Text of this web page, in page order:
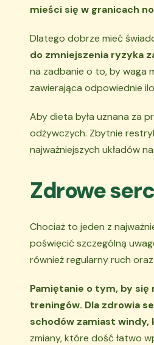
mieści się w granicach
Dlatego dobrze mieć
do zmniejszenia ryzyka
na zadbanie o to, by waga
zawierająca odpowiednie
Aby dieta była uznana za
odżywczych. Zbytnie
najważniejszych układów
Zdrowe
Chociaż to jeden z
poświęcić szczególną
również regularny ruch
Pamiętanie o tym, by
treningów. Dla zdrowia
schodów zamiast windy,
zmiany, które dość łatwo